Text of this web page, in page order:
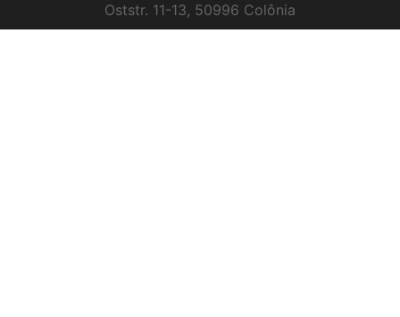
Oststr. 11-13, 50996 Colônia